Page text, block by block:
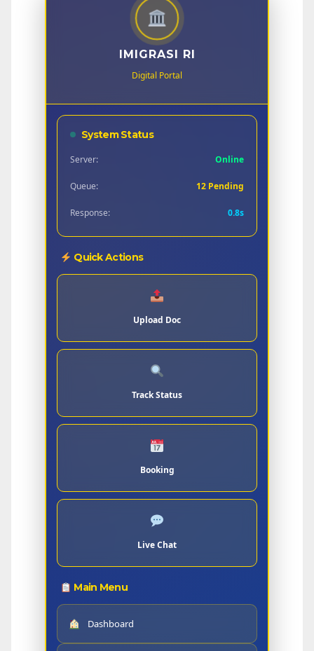
IMIGRASI RI
Digital Portal
System Status
Server: Online
Queue: 12 Pending
Response: 0.8s
Quick Actions
Upload Doc
Track Status
Booking
Live Chat
Main Menu
Dashboard